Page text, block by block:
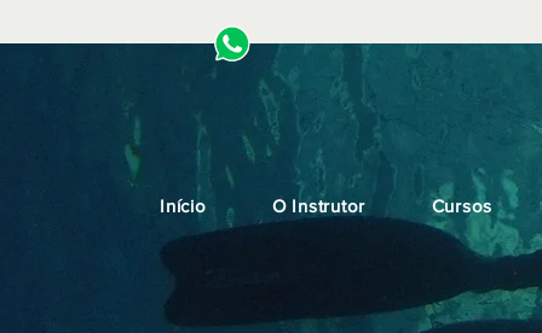
Início O Instrutor Cursos